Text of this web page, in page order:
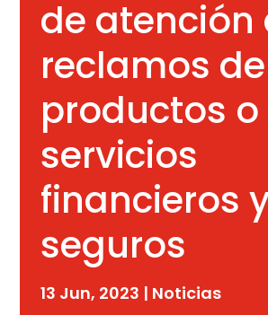
de atención
reclamos de
productos o
servicios
financieros
seguros
13 Jun, 2023 | Noticias